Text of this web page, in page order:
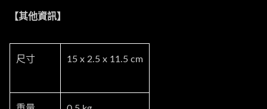
【其他資訊】
尺寸 15 x 2.5 x 11.5 cm